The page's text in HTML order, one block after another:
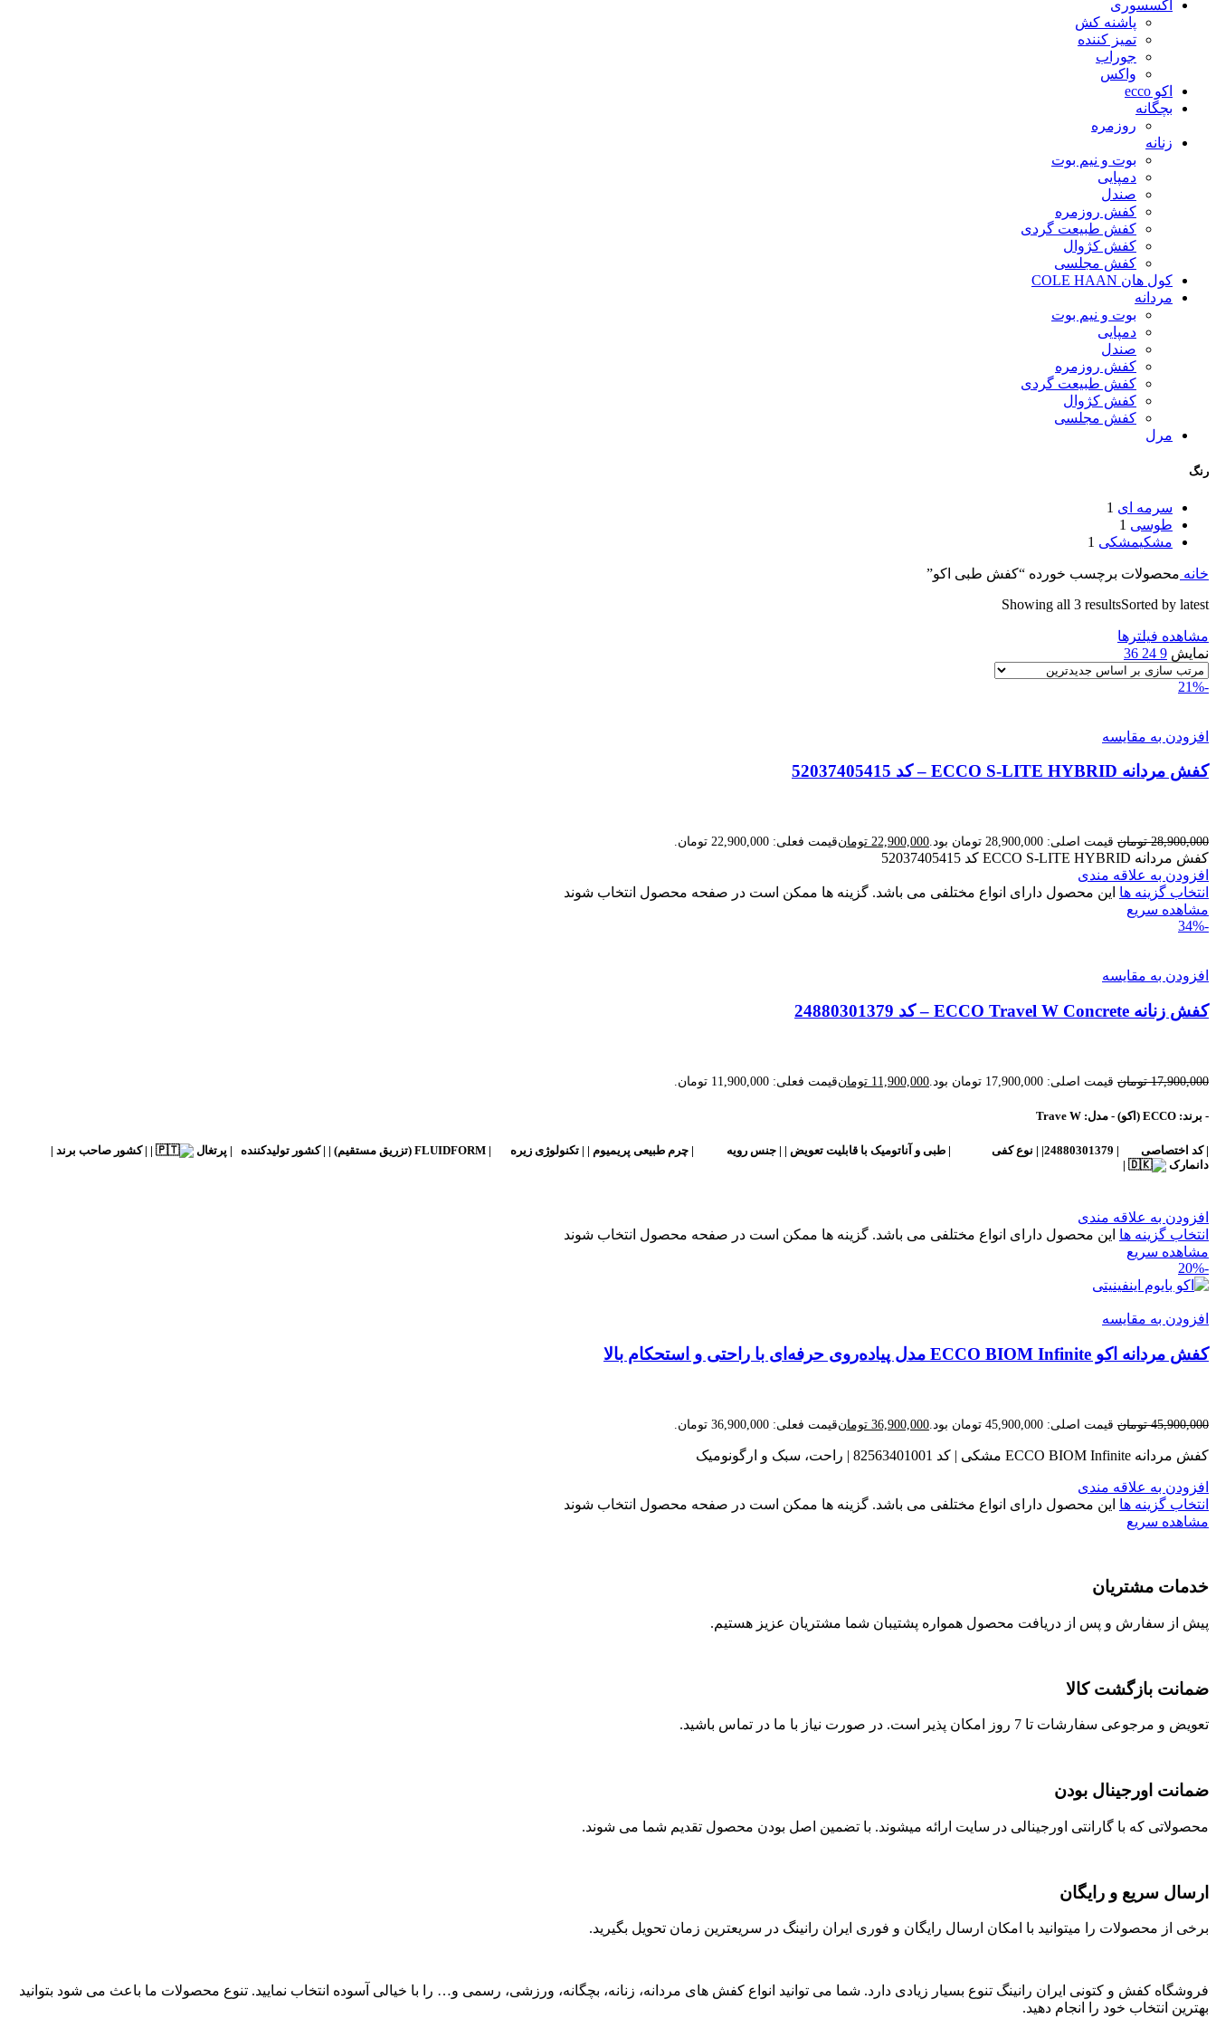
اکسسوری
پاشنه کش
تمیز کننده
جوراب
واکس
اکو ecco
بچگانه
روزمره
زنانه
بوت و نیم بوت
دمپایی
صندل
کفش روزمره
کفش طبیعت گردی
کفش کژوال
کفش مجلسی
کول هان COLE HAAN
مردانه
بوت و نیم بوت
دمپایی
صندل
کفش روزمره
کفش طبیعت گردی
کفش کژوال
کفش مجلسی
مرل
رنگ
سرمه ای 1
طوسی 1
مشکیمشکی 1
خانه محصولات برچسب خورده “کفش طبی اکو”
Showing all 3 resultsSorted by latest
مشاهده فیلترها
نمایش 9
24
36
-21%
افزودن به مقایسه
کفش مردانه ECCO S-LITE HYBRID – کد 52037405415
28,900,000 تومان قیمت اصلی: 28,900,000 تومان بود. 22,900,000 تومانقیمت فعلی: 22,900,000 تومان.
کفش مردانه ECCO S-LITE HYBRID کد 52037405415
افزودن به علاقه مندی
انتخاب گزینه ها این محصول دارای انواع مختلفی می باشد. گزینه ها ممکن است در صفحه محصول انتخاب شوند
مشاهده سریع
-34%
افزودن به مقایسه
کفش زنانه ECCO Travel W Concrete – کد 24880301379
17,900,000 تومان قیمت اصلی: 17,900,000 تومان بود. 11,900,000 تومانقیمت فعلی: 11,900,000 تومان.
- برند: مدل:
|کد اختصاصی | 24880301379| | نوع کفی | طبی و آناتومیک با قابلیت تعویض | | جنس رویه | چرم طبیعی پریمیوم | | تکنولوژی زیره | FLUIDFORM (تزریق مستقیم) | | کشور تولیدکننده | پرتغال | |کشور صاحب برند |
دانمارک
|
افزودن به علاقه مندی
انتخاب گزینه ها این محصول دارای انواع مختلفی می باشد. گزینه ها ممکن است در صفحه محصول انتخاب شوند
مشاهده سریع
-20%
افزودن به مقایسه
کفش مردانه اکو ECCO BIOM Infinite مدل پیاده‌روی حرفه‌ای با راحتی و استحکام بالا
45,900,000 تومان قیمت اصلی: 45,900,000 تومان بود. 36,900,000 تومانقیمت فعلی: 36,900,000 تومان.
کفش مردانه ECCO BIOM Infinite مشکی | کد 82563401001 | راحت، سبک و ارگونومیک
افزودن به علاقه مندی
انتخاب گزینه ها این محصول دارای انواع مختلفی می باشد. گزینه ها ممکن است در صفحه محصول انتخاب شوند
مشاهده سریع
خدمات مشتریان
پیش از سفارش و پس از دریافت محصول همواره پشتیبان شما مشتریان عزیز هستیم.
ضمانت بازگشت کالا
تعویض و مرجوعی سفارشات تا 7 روز امکان پذیر است. در صورت نیاز با ما در تماس باشید.
ضمانت اورجینال بودن
محصولاتی که با گارانتی اورجینالی در سایت ارائه میشوند. با تضمین اصل بودن محصول تقدیم شما می شوند.
ارسال سریع و رایگان
برخی از محصولات را میتوانید با امکان ارسال رایگان و فوری ایران رانینگ در سریعترین زمان تحویل بگیرید.
فروشگاه کفش و کتونی ایران رانینگ تنوع بسیار زیادی دارد. شما می توانید انواع کفش های مردانه، زنانه، بچگانه، ورزشی، رسمی و… را با خیالی آسوده انتخاب نمایید. تنوع محصولات ما باعث می شود بتوانید
بهترین انتخاب خود را انجام دهید.